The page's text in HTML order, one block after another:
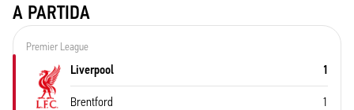
A PARTIDA
Premier League
Liverpool 1
Brentford 1